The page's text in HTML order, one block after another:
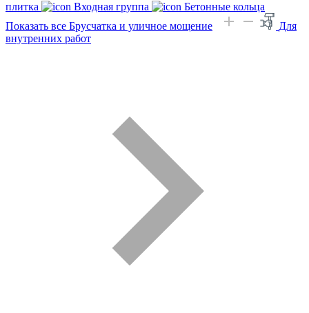
плитка
Входная группа
Бетонные кольца
Показать все Брусчатка и уличное мощение
Для
внутренних работ